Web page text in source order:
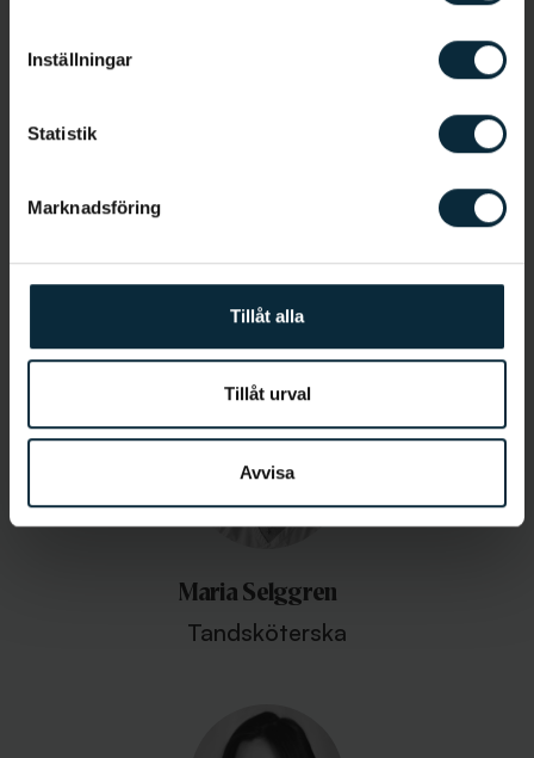
Inställningar
Statistik
Marknadsföring
Tillåt alla
Tillåt urval
Avvisa
Jetmir Kaza
Tandsköterska
Maria Selggren
Tandsköterska